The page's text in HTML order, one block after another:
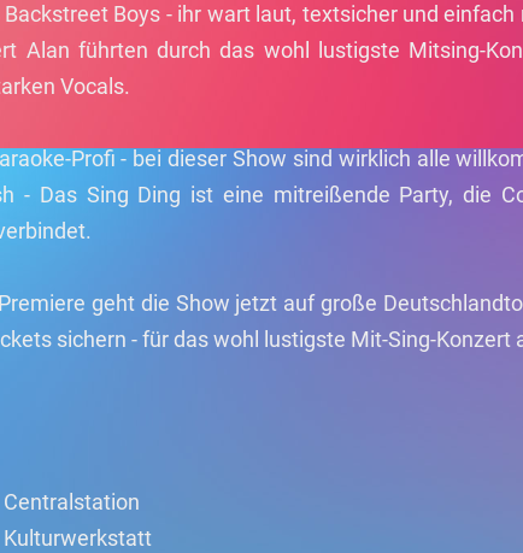
Boys - ihr wart laut, textsicher und
Alan führten durch das wohl lustigste Mitsing-
Vocals.
Profi - bei dieser Show sind wirklich alle
- Das Sing Ding ist eine mitreißende Party, die
geht die Show jetzt auf große
sichern - für das wohl lustigste Mit-Sing-Konzert
Centralstation
Kulturwerkstatt